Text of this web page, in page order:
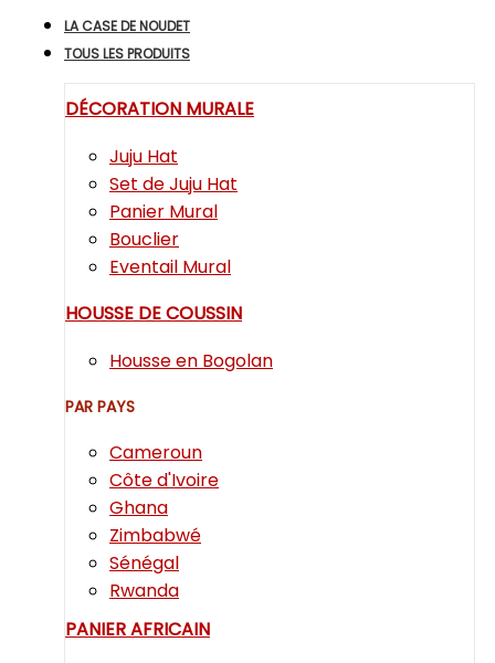
LA CASE DE NOUDET
TOUS LES PRODUITS
DÉCORATION MURALE
Juju Hat
Set de Juju Hat
Panier Mural
Bouclier
Eventail Mural
HOUSSE DE COUSSIN
Housse en Bogolan
PAR PAYS
Cameroun
Côte d'Ivoire
Ghana
Zimbabwé
Sénégal
Rwanda
PANIER AFRICAIN